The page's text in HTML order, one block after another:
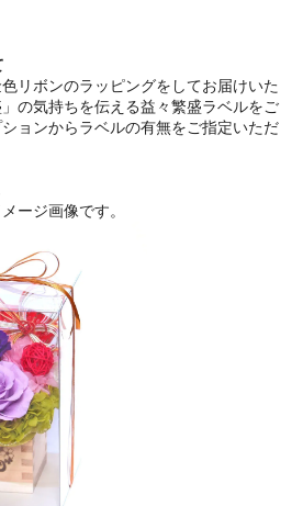
リボンのラッピングをしてお届けいた
の気持ちを伝える益々繁盛ラベルをご
ョンからラベルの有無をご指定いただ
ージ画像です。